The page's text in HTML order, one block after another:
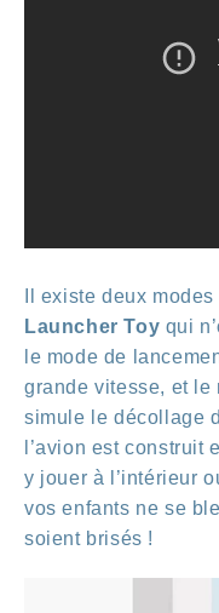
Il existe deux
Launcher Toy qui
le mode de
grande vitesse, et le
simule le décollage
l’avion est construit
y jouer à l’intérieur
vos enfants ne se
soient brisés !